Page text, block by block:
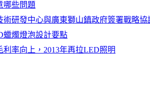
哪些問題
術研發中心與廣東獅山鎮政府簽署戰略協
蠟燭燈泡設計要點
利率向上，2013年再拉LED照明